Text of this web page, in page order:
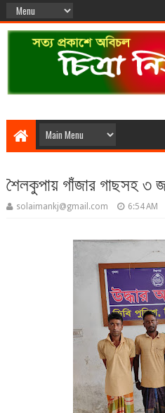
শৈলকুপায় গাঁজার গাছসহ ৩
solaimankj@gmail.com 6:54 AM